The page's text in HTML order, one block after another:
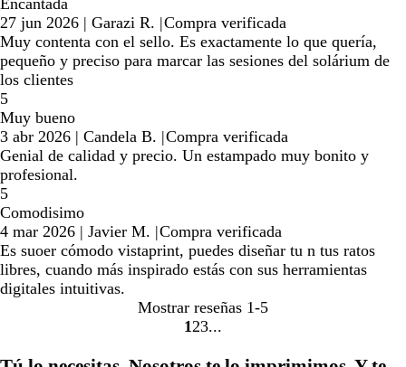
Encantada
27 jun 2026 | Garazi R. |Compra verificada
Muy contenta con el sello. Es exactamente lo que quería,
pequeño y preciso para marcar las sesiones del solárium de
los clientes
5
Muy bueno
3 abr 2026 | Candela B. |Compra verificada
Genial de calidad y precio. Un estampado muy bonito y
profesional.
5
Comodisimo
4 mar 2026 | Javier M. |Compra verificada
Es suoer cómodo vistaprint, puedes diseñar tu n tus ratos
libres, cuando más inspirado estás con sus herramientas
digitales intuitivas.
Mostrar reseñas 1-5
Ir
1 Ir
2 Ir
3